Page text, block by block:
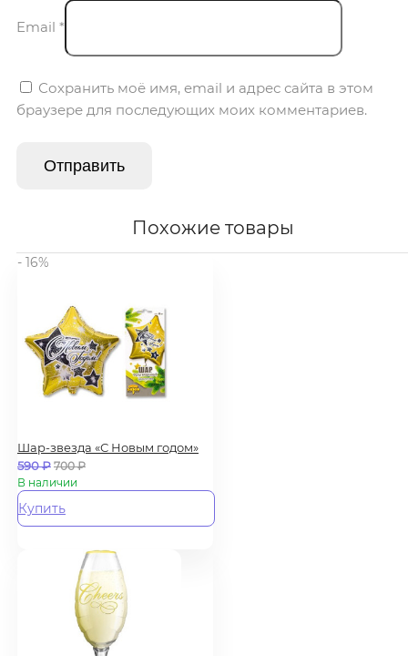
Email *
Сохранить моё имя, email и адрес сайта в этом
браузере для последующих моих комментариев.
Похожие товары
- 16%
Шар-звезда «С Новым годом»
590₽ 700₽
В наличии
Купить